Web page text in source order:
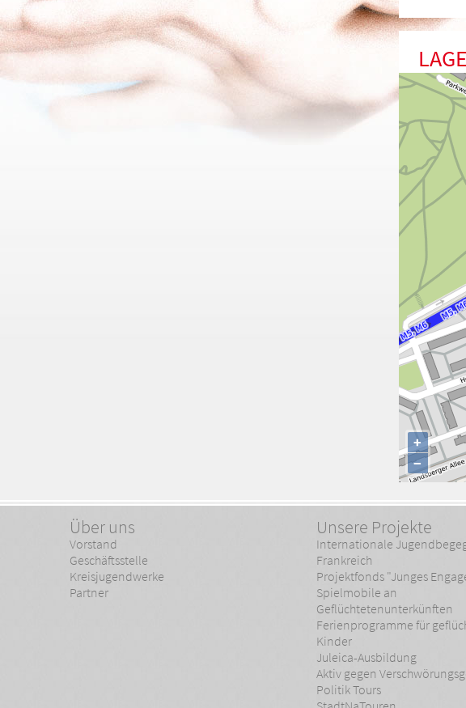
+
−
Über uns
Vorstand
Geschäftsstelle
Kreisjugendwerke
Partner
Unsere Projekte
Internationale
Frankreich
Projektfonds "Junges
Spielmobile an
Geflüchtetenunterkünften
Ferienprogramme für
Kinder
Juleica-Ausbildung
Aktiv gegen
Politik Tours